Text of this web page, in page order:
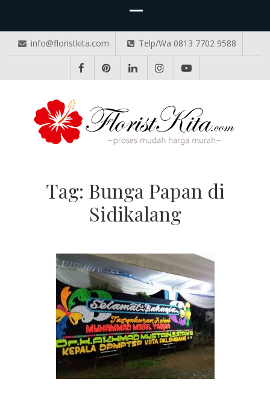
info@floristkita.com Telp/Wa 0813 7702 9588
Tag: Bunga Papan di
Sidikalang